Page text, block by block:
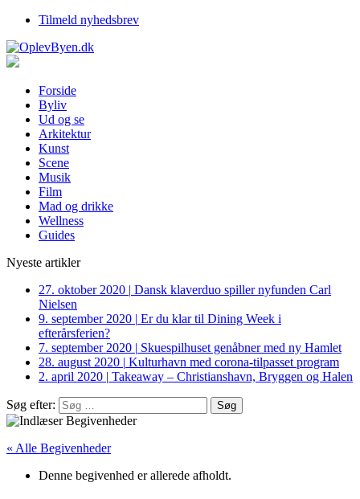
Tilmeld nyhedsbrev
Forside
Byliv
Ud og se
Arkitektur
Kunst
Scene
Musik
Film
Mad og drikke
Wellness
Guides
Nyeste artikler
27. oktober 2020 | Dansk klaverduo spiller nyfunden Carl
Nielsen
9. september 2020 | Er du klar til Dining Week i
efterårsferien?
7. september 2020 | Skuespilhuset genåbner med ny Hamlet
28. august 2020 | Kulturhavn med corona-tilpasset program
2. april 2020 | Takeaway – Christianshavn, Bryggen og Halen
Søg efter:
« Alle Begivenheder
Denne begivenhed er allerede afholdt.